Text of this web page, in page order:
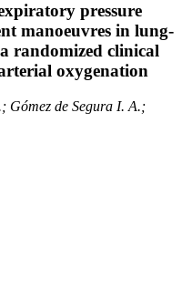
pressure
manoeuvres in lung-
randomized clinical
oxygenation
Gómez de Segura I. A.;